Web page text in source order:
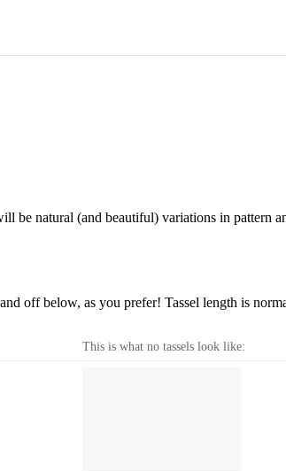
be natural (and beautiful) variations in pattern
off below, as you prefer! Tassel length is
This is what no tassels look like: